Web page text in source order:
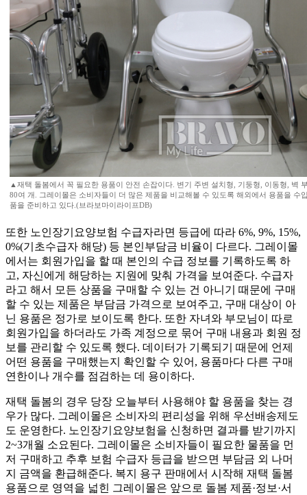
▲재택 돌봄에서 꼭 필요한 용품이 안전 손잡이다. 변기 주변 설치형, 기둥형, 이동형, 벽
80여 개. 그레이몰은 소비자들이 더 많은 제품을 비교해볼 수 있도록 해외에서 용품을 수
품을 준비하고 있다.(브라보마이라이프DB)
또한 노인장기요양보험 수급자라면 등급에 따라 6%, 9%, 15%,
0%(기초수급자 해당) 등 본인부담금 비율이 다르다. 그레이몰
에서는 회원가입을 할 때 본인의 수급 정보를 기록하도록 하
고, 자신에게 해당하는 지원에 맞춰 가격을 보여준다. 수급자
라고 해서 모든 상품을 구매할 수 있는 건 아니기 때문에 구매
할 수 있는 제품은 부담금 가격으로 보여주고, 구매 대상이 아
닌 용품은 정가로 보이도록 한다. 또한 자녀와 부모님이 따로
회원가입을 하더라도 가족 계정으로 묶어 구매 내용과 회원 정
보를 관리할 수 있도록 했다. 데이터가 기록되기 때문에 언제
어떤 용품을 구매했는지 확인할 수 있어, 용품마다 다른 구매
연한이나 개수를 점검하는 데 용이하다.
재택 돌봄의 경우 당장 오늘부터 사용해야 할 용품을 찾는 경
우가 많다. 그레이몰은 소비자의 편리성을 위해 우선배송제도
도 운영한다. 노인장기요양보험을 신청하면 결과를 받기까지
2~3개월 소요된다. 그레이몰은 소비자들이 필요한 물품을 먼
저 구매하고 추후 보험 수급자 등급을 받으면 부담금 외 나머
지 금액을 환급해준다. 복지 용구 판매에서 시작해 재택 돌봄
용품으로 영역을 넓힌 그레이몰은 앞으로 돌봄 제품·정보·서